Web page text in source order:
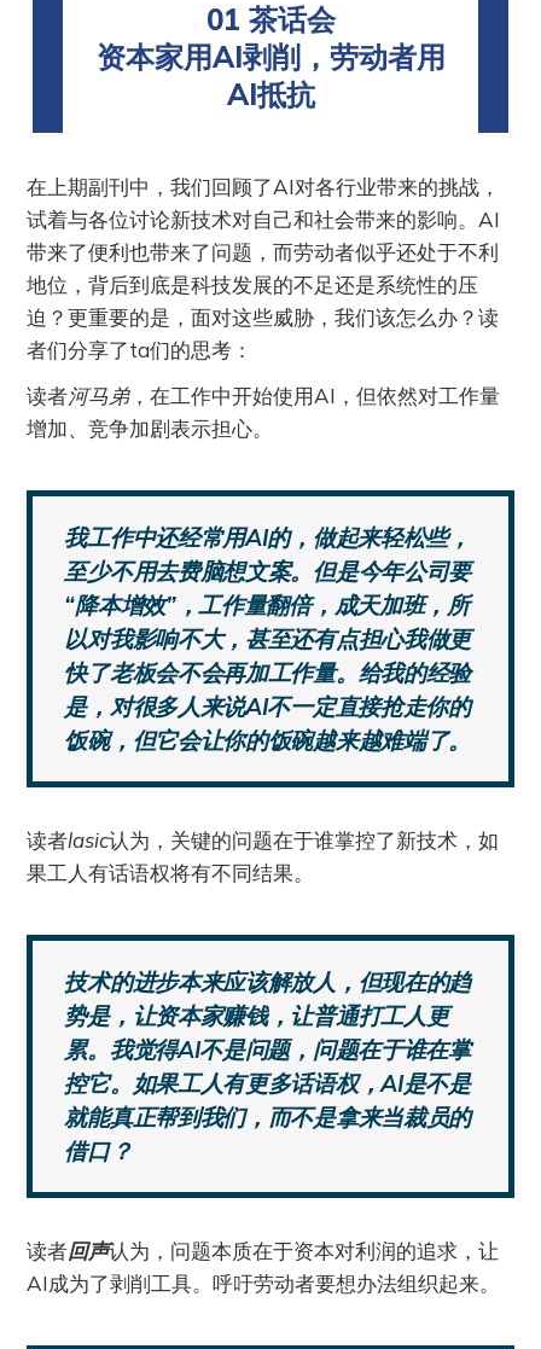
01 茶话会
资本家用AI剥削，劳动者用
AI抵抗
在上期副刊中，我们回顾了AI对各行业带来的挑战，
试着与各位讨论新技术对自己和社会带来的影响。AI
带来了便利也带来了问题，而劳动者似乎还处于不利
地位，背后到底是科技发展的不足还是系统性的压
迫？更重要的是，面对这些威胁，我们该怎么办？读
者们分享了ta们的思考：
读者河马弟，在工作中开始使用AI，但依然对工作量
增加、竞争加剧表示担心。
我工作中还经常用AI的，做起来轻松些，
至少不用去费脑想文案。但是今年公司要
“降本增效”，工作量翻倍，成天加班，所
以对我影响不大，甚至还有点担心我做更
快了老板会不会再加工作量。给我的经验
是，对很多人来说AI不一定直接抢走你的
饭碗，但它会让你的饭碗越来越难端了。
读者lasic认为，关键的问题在于谁掌控了新技术，如
果工人有话语权将有不同结果。
技术的进步本来应该解放人，但现在的趋
势是，让资本家赚钱，让普通打工人更
累。我觉得AI不是问题，问题在于谁在掌
控它。如果工人有更多话语权，AI是不是
就能真正帮到我们，而不是拿来当裁员的
借口？
读者回声认为，问题本质在于资本对利润的追求，让
AI成为了剥削工具。呼吁劳动者要想办法组织起来。